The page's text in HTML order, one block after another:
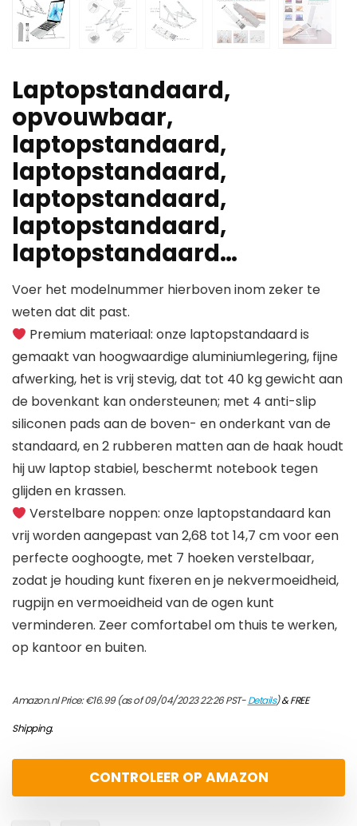
Laptopstandaard,
opvouwbaar,
laptopstandaard,
laptopstandaard,
laptopstandaard,
laptopstandaard,
laptopstandaard…
Voer het modelnummer hierboven inom zeker te
weten dat dit past.
Premium materiaal: onze laptopstandaard is
gemaakt van hoogwaardige aluminiumlegering, fijne
afwerking, het is vrij stevig, dat tot 40 kg gewicht aan
de bovenkant kan ondersteunen; met 4 anti-slip
siliconen pads aan de boven- en onderkant van de
standaard, en 2 rubberen matten aan de haak houdt
hij uw laptop stabiel, beschermt notebook tegen
glijden en krassen.
Verstelbare noppen: onze laptopstandaard kan
vrij worden aangepast van 2,68 tot 14,7 cm voor een
perfecte ooghoogte, met 7 hoeken verstelbaar,
zodat je houding kunt fixeren en je nekvermoeidheid,
rugpijn en vermoeidheid van de ogen kunt
verminderen. Zeer comfortabel om thuis te werken,
op kantoor en buiten.
Amazon.nl Price:€16.99(as of 09/04/2023 22:26 PST-Details)&FREE
Shipping.
CONTROLEER OP AMAZON